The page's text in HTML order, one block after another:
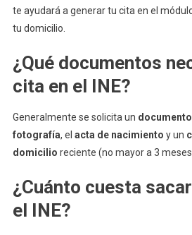
te ayudará a generar tu cita en el
tu domicilio.
¿Qué documentos
cita en el INE?
Generalmente se solicita un
fotografía, el acta de nacimiento y un
domicilio reciente (no mayor a 3
¿Cuánto cuesta
el INE?